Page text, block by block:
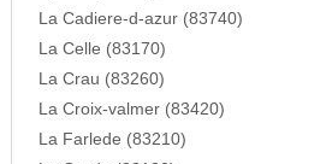
La Cadiere-d-azur (83740)
La Celle (83170)
La Crau (83260)
La Croix-valmer (83420)
La Farlede (83210)